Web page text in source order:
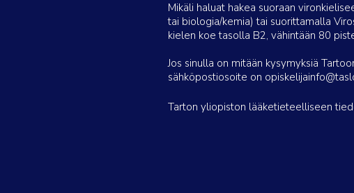
Mikäli haluat hakea suoraan
tai biologia/kemia) tai suorittamalla
kielen koe tasolla B2, vähintään 80
Jos sinulla on mitään kysymyksiä
sähköpostiosoite on
Tarton yliopiston lääketieteelliseen